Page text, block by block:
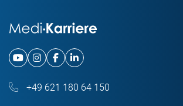
+49 621 180 64 150